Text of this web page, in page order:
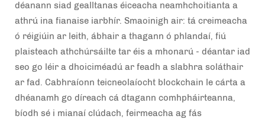
déanann siad gealltanas éiceacha neamhchoitianta a
athrú ina fianaise iarbhír. Smaoinigh air: tá creimeacha
ó réigiúin ar leith, ábhair a thagann ó phlandaí, fiú
plaisteach athchúrsáilte tar éis a mhonarú - déantar iad
seo go léir a dhoiciméadú ar feadh a slabhra soláthair
ar fad. Cabhraíonn teicneolaíocht blockchain le cárta a
dhéanamh go díreach cá dtagann comhpháirteanna,
bíodh sé i mianaí clúdach, feirmeacha ag fás